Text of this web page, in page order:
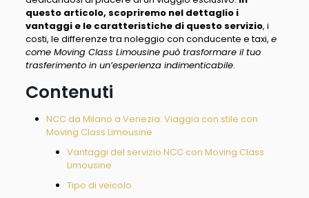
questo articolo, scopriremo nel dettaglio i
vantaggi e le caratteristiche di questo servizio, i
costi, le differenze tra noleggio con conducente e taxi, e
come Moving Class Limousine può trasformare il tuo
trasferimento in un’esperienza indimenticabile.
Contenuti
NCC da Milano a Venezia: Viaggia con stile con
Moving Class Limousine
Vantaggi del servizio NCC con Moving Class
Limousine
Tipo di veicolo